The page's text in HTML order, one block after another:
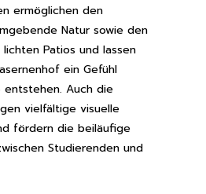
ermöglichen den
Natur sowie den
Patios und lassen
ein Gefühl
entstehen. Auch die
vielfältige visuelle
fördern die beiläufige
Studierenden und